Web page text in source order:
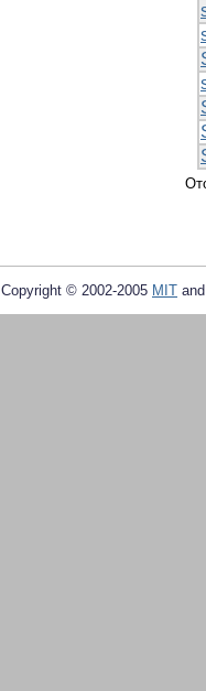
Copyright © 2002-2005 MIT